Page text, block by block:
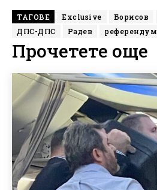
ТАГОВЕ Exclusive Борисов
ДПС-ДПС
Радев референдум
Прочетете още